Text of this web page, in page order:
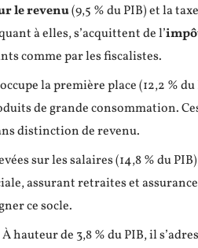
le revenu(9,5 % du PIB) et la
à elles, s’acquittent de l’
comme par les fiscalistes.
occupe la première place (12,2 %
de grande consommation.
distinction de revenu.
sur les salaires (14,8 % du
assurant retraites et
ce socle.
À hauteur de 3,8 % du PIB, il